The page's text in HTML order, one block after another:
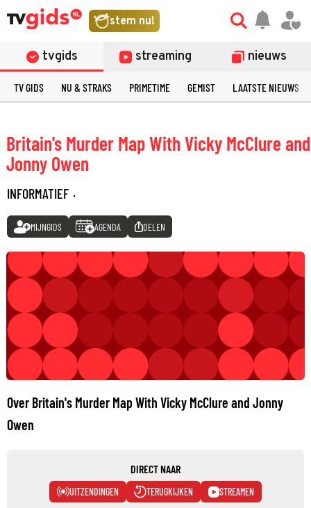
stem nu!
tvgids streaming nieuws
TV GIDS NU & STRAKS PRIMETIME GEMIST LAATSTE NIEUWS
Britain's Murder Map With Vicky McClure and
Jonny Owen
INFORMATIEF ·
MIJNGIDS AGENDA DELEN
Over Britain's Murder Map With Vicky McClure and Jonny
Owen
DIRECT NAAR
UITZENDINGEN TERUGKIJKEN STREAMEN